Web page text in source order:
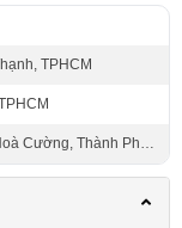
vận hành êm
PRO chính
hãng với giá tốt
đến những địa
TPHCM
Cường, Thành Phố